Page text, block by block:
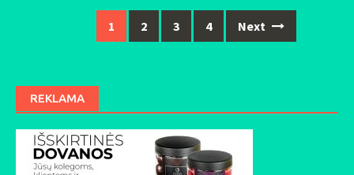
1 2 3 4 Next
REKLAMA